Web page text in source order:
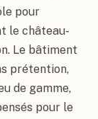
pour
le château-
Le bâtiment
prétention,
de gamme,
pour le